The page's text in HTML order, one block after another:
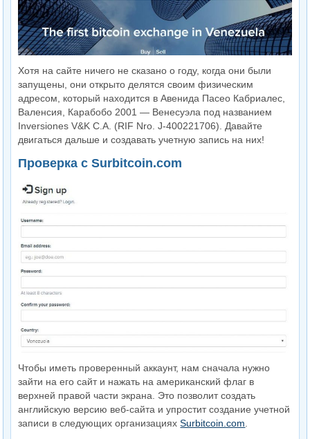
Хотя на сайте ничего не сказано о году, когда они были
запущены, они открыто делятся своим физическим
адресом, который находится в Авенида Пасео Кабриалес,
Валенсия, Карабобо 2001 — Венесуэла под названием
Inversiones V&K C.A. (RIF Nro. J-400221706). Давайте
двигаться дальше и создавать учетную запись на них!
Проверка с Surbitcoin.com
Чтобы иметь проверенный аккаунт, нам сначала нужно
зайти на его сайт и нажать на американский флаг в
верхней правой части экрана. Это позволит создать
английскую версию веб-сайта и упростит создание учетной
записи в следующих организацияхSurbitcoin.com